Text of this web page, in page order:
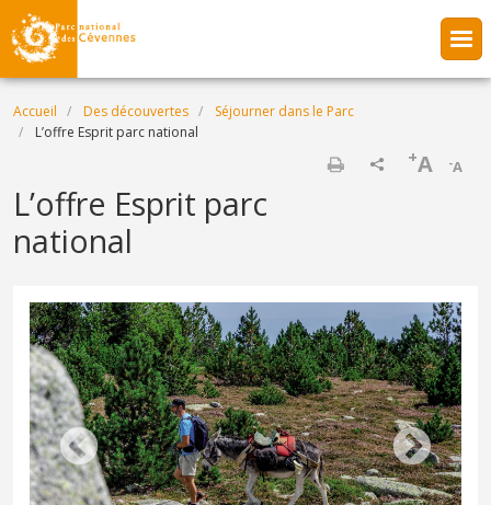
Aller au contenu principal
Fil d'Ariane
Accueil Des découvertes
Séjourner dans le Parc
L’offre Esprit parc national
-A
+A
L’offre Esprit parc
national